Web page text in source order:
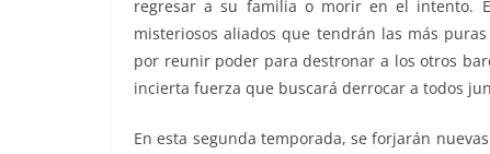
regresar a su familia o morir en el intento.
misteriosos aliados que tendrán las más
por reunir poder para destronar a los otros
incierta fuerza que buscará derrocar a todos
En esta segunda temporada, se forjarán